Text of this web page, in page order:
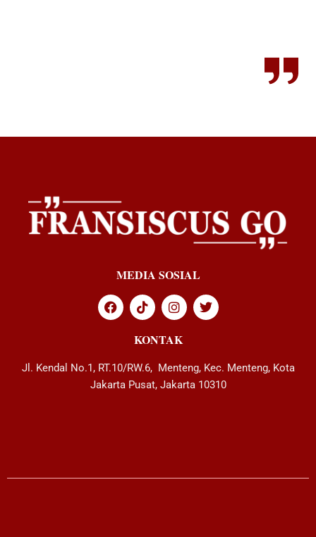
MEDIA SOSIAL
KONTAK
Jl. Kendal No.1, RT.10/RW.6, Menteng, Kec. Menteng, Kota
Jakarta Pusat, Jakarta 10310